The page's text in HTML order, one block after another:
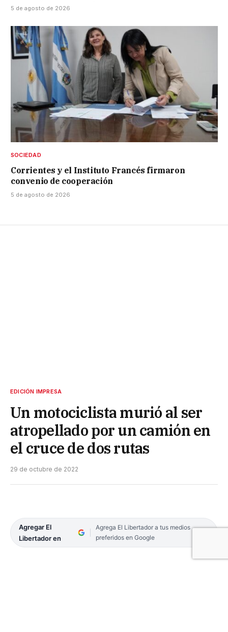
5 de agosto de 2026
SOCIEDAD
Corrientes y el Instituto Francés firmaron
convenio de cooperación
5 de agosto de 2026
EDICIÓN IMPRESA
Un motociclista murió al ser
atropellado por un camión en
el cruce de dos rutas
29 de octubre de 2022
Agregar El
Libertador en
Agrega El Libertador a tus medios
preferidos en Google